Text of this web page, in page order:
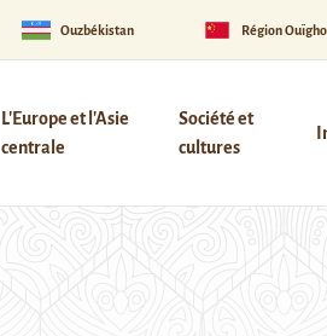
Ouzbékistan Région
L'Europe et l'Asie
centrale
Société et
cultures